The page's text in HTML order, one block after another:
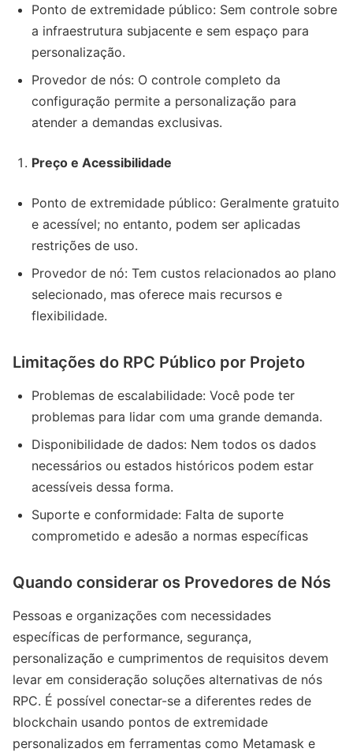
Ponto de extremidade público: Sem controle sobre
a infraestrutura subjacente e sem espaço para
personalização.
Provedor de nós: O controle completo da
configuração permite a personalização para
atender a demandas exclusivas.
Preço e Acessibilidade
Ponto de extremidade público: Geralmente gratuito
e acessível; no entanto, podem ser aplicadas
restrições de uso.
Provedor de nó: Tem custos relacionados ao plano
selecionado, mas oferece mais recursos e
flexibilidade.
Limitações do RPC Público por Projeto
Problemas de escalabilidade: Você pode ter
problemas para lidar com uma grande demanda.
Disponibilidade de dados: Nem todos os dados
necessários ou estados históricos podem estar
acessíveis dessa forma.
Suporte e conformidade: Falta de suporte
comprometido e adesão a normas específicas
Quando considerar os Provedores de Nós
Pessoas e organizações com necessidades
específicas de performance, segurança,
personalização e cumprimentos de requisitos devem
levar em consideração soluções alternativas de nós
RPC. É possível conectar-se a diferentes redes de
blockchain usando pontos de extremidade
personalizados em ferramentas como Metamask e